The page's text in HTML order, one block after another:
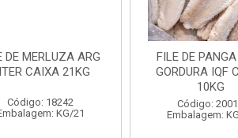
DE MERLUZA ARG
CAIXA 21KG
Código: 18242
KG/21
FILE DE
GORDURA IQF
10KG
Código:
Embalagem: